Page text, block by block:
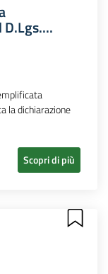
la dichiarazione
Scopri di più